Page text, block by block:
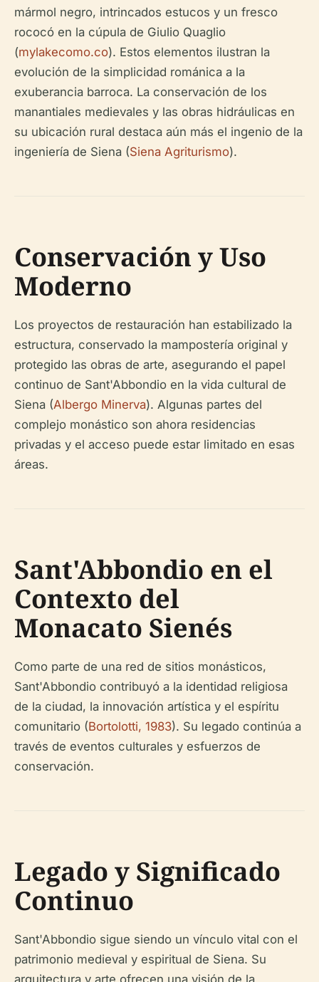
mármol negro, intrincados estucos y un fresco
rococó en la cúpula de Giulio Quaglio
(mylakecomo.co). Estos elementos ilustran la
evolución de la simplicidad románica a la
exuberancia barroca. La conservación de los
manantiales medievales y las obras hidráulicas en
su ubicación rural destaca aún más el ingenio de la
ingeniería de Siena (Siena Agriturismo).
Conservación y Uso
Moderno
Los proyectos de restauración han estabilizado la
estructura, conservado la mampostería original y
protegido las obras de arte, asegurando el papel
continuo de Sant'Abbondio en la vida cultural de
Siena (Albergo Minerva). Algunas partes del
complejo monástico son ahora residencias
privadas y el acceso puede estar limitado en esas
áreas.
Sant'Abbondio en el
Contexto del
Monacato Sienés
Como parte de una red de sitios monásticos,
Sant'Abbondio contribuyó a la identidad religiosa
de la ciudad, la innovación artística y el espíritu
comunitario (Bortolotti, 1983). Su legado continúa a
través de eventos culturales y esfuerzos de
conservación.
Legado y Significado
Continuo
Sant'Abbondio sigue siendo un vínculo vital con el
patrimonio medieval y espiritual de Siena. Su
arquitectura y arte ofrecen una visión de la